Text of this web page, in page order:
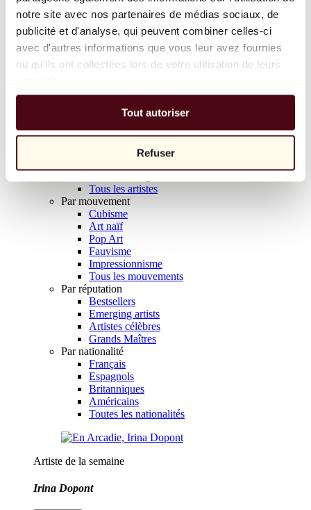
notre site avec nos partenaires de médias sociaux, de
publicité et d'analyse, qui peuvent combiner celles-ci
avec d'autres informations que vous leur avez fournies
ou qu'ils ont collectées lors de votre utilisation de leurs
Tout autoriser
Refuser
Balloon Dog (Orange)
Jeff Koons
10 000 €
Parcourir
Tous les sculpteurs
Tous les photographes
Tous les artistes
Par mouvement
Cubisme
Art naïf
Pop Art
Fauvisme
Impressionnisme
Tous les mouvements
Par réputation
Bestsellers
Emerging artists
Artistes célèbres
Grands Maîtres
Par nationalité
Français
Espagnols
Britanniques
Américains
Toutes les nationalités
Artiste de la semaine
Irina Dopont